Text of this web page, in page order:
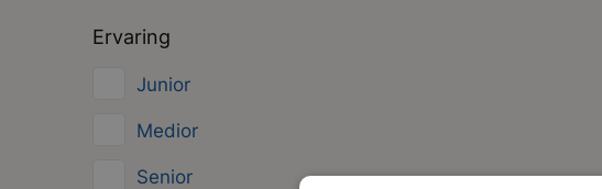
Ervaring
Junior
Medior
Senior